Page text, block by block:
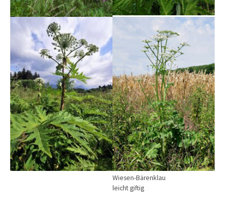
Wiesen-Bärenklau
leicht giftig